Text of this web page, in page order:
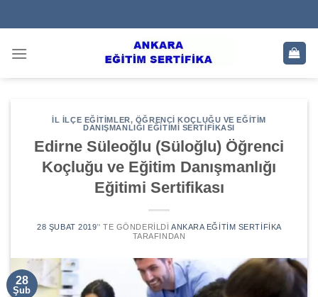
to
İL İLÇE EĞITIMLER, ÖĞRENCI KOÇLUĞU VE EĞITIM
DANIŞMANLIĞI EĞITIMI SERTIFIKASI
Edirne Süleoğlu (Süloğlu) Öğrenci
Koçluğu ve Eğitim Danışmanlığı
Eğitimi Sertifikası
28 ŞUBAT 2019’' TE GÖNDERILDI ANKARA EĞITIM SERTIFIKA
TARAFINDAN
28
Şub